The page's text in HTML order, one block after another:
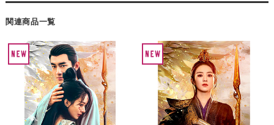
関連商品一覧